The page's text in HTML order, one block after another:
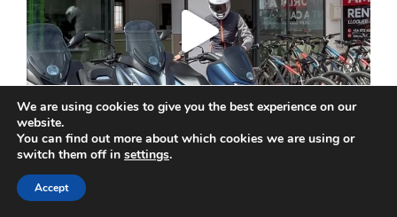
We are using cookies to give you the best experience on our
website.
You can find out more about which cookies we are using or
switch them off in settings.
Accept